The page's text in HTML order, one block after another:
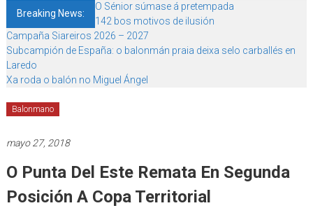
Breaking News:
O Sénior súmase á pretempada
142 bos motivos de ilusión
Campaña Siareiros 2026 – 2027
Subcampión de España: o balonmán praia deixa selo carballés en
Laredo
Xa roda o balón no Miguel Ángel
Balonmano
mayo 27, 2018
O Punta Del Este Remata En Segunda
Posición A Copa Territorial